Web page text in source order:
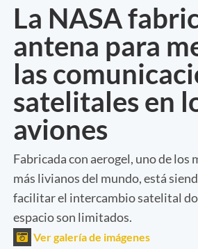
La NASA
antena para
las
satelitales en
aviones
Fabricada con aerogel, uno de los
más livianos del mundo, está
facilitar el intercambio satelital
espacio son limitados.
Ver galería de imágenes